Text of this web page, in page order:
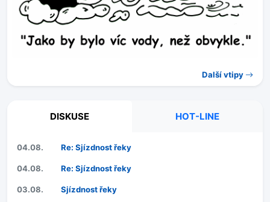
Další vtipy
DISKUSE HOT-LINE
04.08. Re: Sjízdnost řeky
04.08. Re: Sjízdnost řeky
03.08. Sjízdnost řeky